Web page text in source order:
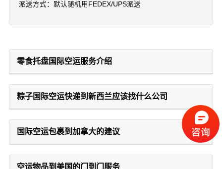
派送方式：默认随机用FEDEX/UPS派送
零食托盘国际空运服务介绍
粽子国际空运快递到新西兰应该找什么公司
国际空运包裹到加拿大的建议
空运物品到美国的门到门服务